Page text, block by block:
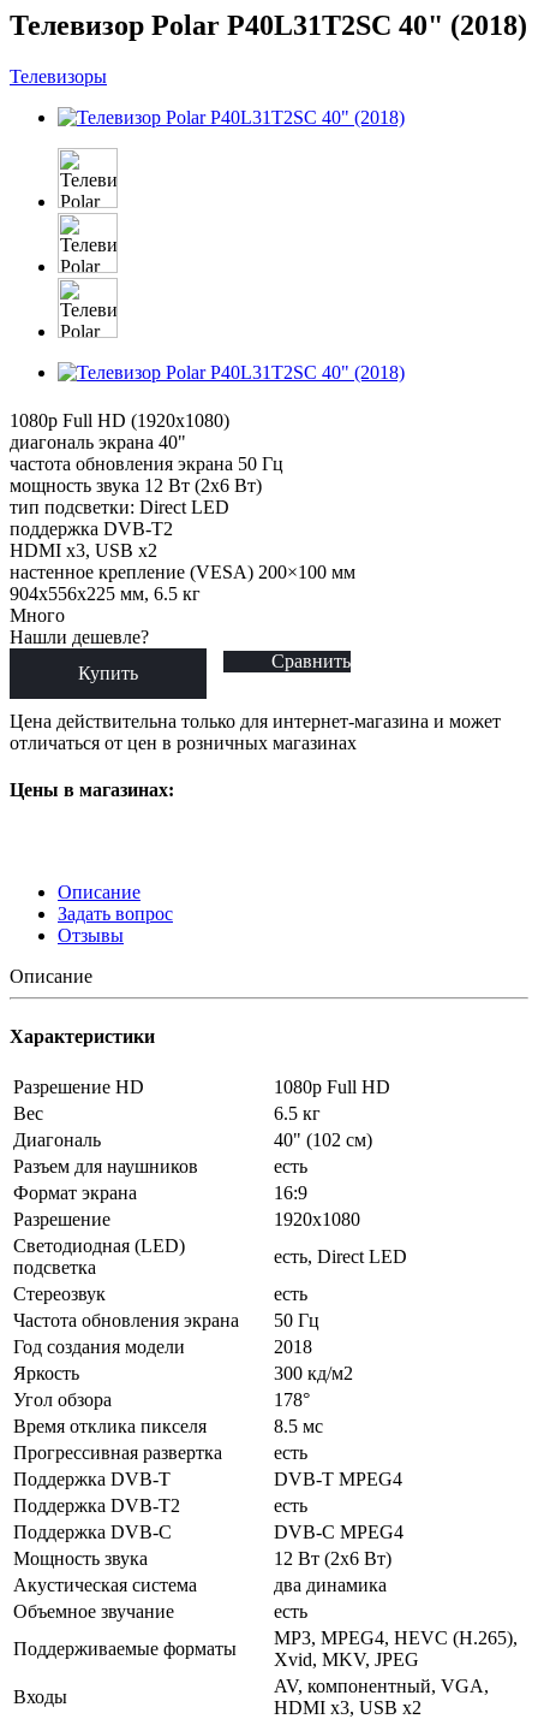
Телевизор Polar P40L31T2SC 40" (2018)
Телевизоры
1080p Full HD (1920x1080)
диагональ экрана 40"
частота обновления экрана 50 Гц
мощность звука 12 Вт (2х6 Вт)
тип подсветки: Direct LED
поддержка DVB-T2
HDMI x3, USB x2
настенное крепление (VESA) 200×100 мм
904x556x225 мм, 6.5 кг
Много
Нашли дешевле?
Купить
Сравнить
Цена действительна только для интернет-магазина и может
отличаться от цен в розничных магазинах
Цены в магазинах:
Описание
Задать вопрос
Отзывы
Описание
Характеристики
Разрешение HD
1080p Full HD
Вес
6.5 кг
Диагональ
40" (102 см)
Разъем для наушников
есть
Формат экрана
16:9
Разрешение
1920x1080
Светодиодная (LED)
подсветка
есть, Direct LED
Стереозвук
есть
Частота обновления экрана
50 Гц
Год создания модели
2018
Яркость
300 кд/м2
Угол обзора
178°
Время отклика пикселя
8.5 мс
Прогрессивная развертка
есть
Поддержка DVB-T
DVB-T MPEG4
Поддержка DVB-T2
есть
Поддержка DVB-C
DVB-C MPEG4
Мощность звука
12 Вт (2х6 Вт)
Акустическая система
два динамика
Объемное звучание
есть
Поддерживаемые форматы
MP3, MPEG4, HEVC (H.265),
Xvid, MKV, JPEG
Входы
AV, компонентный, VGA,
HDMI x3, USB x2